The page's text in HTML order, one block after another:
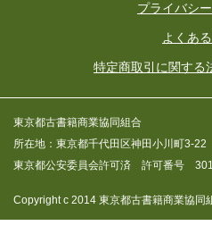
プライバシ
よくあ
特定商取引に関する
東京都古書籍商業協同組合
所在地：東京都千代田区神田小川町3-
東京都公安委員会許可済 許可番号
Copyright c 2014 東京都古書籍商業協同